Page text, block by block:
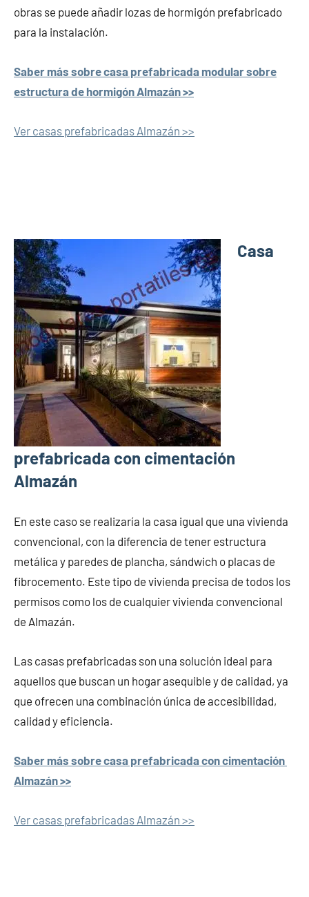
obras se puede añadir lozas de hormigón prefabricado
para la instalación.
Saber más sobre casa prefabricada modular sobre
estructura de hormigón Almazán >>
Ver casas prefabricadas Almazán >>
Casa
prefabricada con cimentación
Almazán
En este caso se realizaría la casa igual que una vivienda
convencional, con la diferencia de tener estructura
metálica y paredes de plancha, sándwich o placas de
fibrocemento. Este tipo de vivienda precisa de todos los
permisos como los de cualquier vivienda convencional
de Almazán.
Las casas prefabricadas son una solución ideal para
aquellos que buscan un hogar asequible y de calidad, ya
que ofrecen una combinación única de accesibilidad,
calidad y eficiencia.
Saber más sobre casa prefabricada con cimentación
Almazán >>
Ver casas prefabricadas Almazán >>